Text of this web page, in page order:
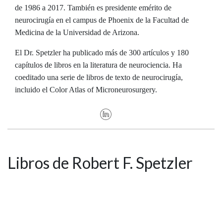
de 1986 a 2017. También es presidente emérito de
neurocirugía en el campus de Phoenix de la Facultad de
Medicina de la Universidad de Arizona.
El Dr. Spetzler ha publicado más de 300 artículos y 180
capítulos de libros en la literatura de neurociencia. Ha
coeditado una serie de libros de texto de neurocirugía,
incluido el Color Atlas of Microneurosurgery.
Libros de Robert F. Spetzler